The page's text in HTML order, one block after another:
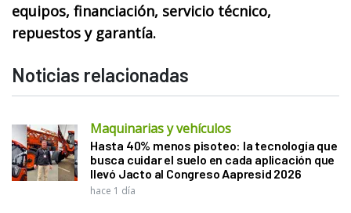
equipos, financiación, servicio técnico,
repuestos y garantía.
Noticias relacionadas
Maquinarias y vehículos
Hasta 40% menos pisoteo: la tecnología que
busca cuidar el suelo en cada aplicación que
llevó Jacto al Congreso Aapresid 2026
hace 1 día